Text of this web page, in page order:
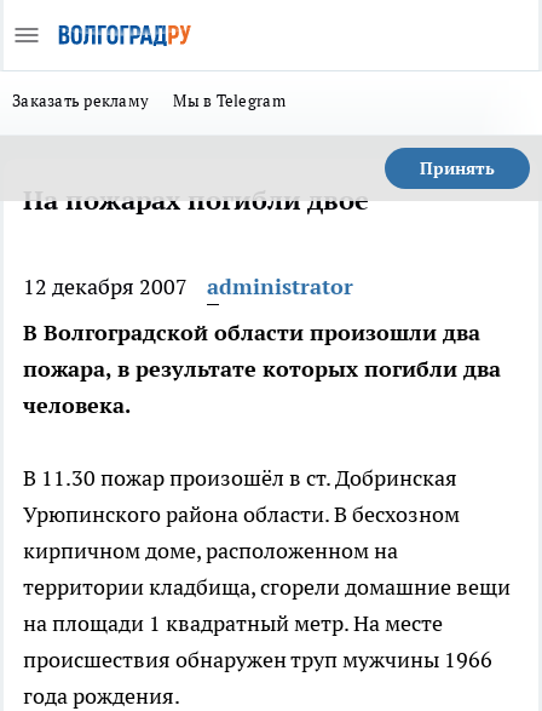
Заказать рекламу Мы в Telegram
Принять
На пожарах погибли двое
12 декабря 2007
administrator
В Волгоградской области произошли два
пожара, в результате которых погибли два
человека.
В 11.30 пожар произошёл в ст. Добринская
Урюпинского района области. В бесхозном
кирпичном доме, расположенном на
территории кладбища, сгорели домашние вещи
на площади 1 квадратный метр. На месте
происшествия обнаружен труп мужчины 1966
года рождения.